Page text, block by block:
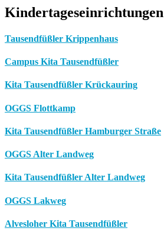
Kindertageseinrichtungen
Tausendfüßler Krippenhaus
Campus Kita Tausendfüßler
Kita Tausendfüßler Krückauring
OGGS Flottkamp
Kita Tausendfüßler Hamburger Straße
OGGS Alter Landweg
Kita Tausendfüßler Alter Landweg
OGGS Lakweg
Alvesloher Kita Tausendfüßler